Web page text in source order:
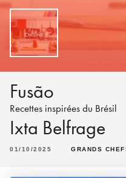
Fusão
Recettes inspirées du Brésil
Ixta Belfrage
01/10/2025 GRANDS